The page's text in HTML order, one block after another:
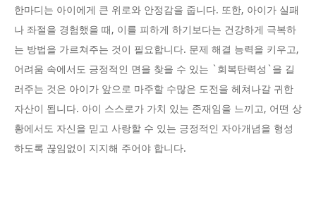
한마디는 아이에게 큰 위로와 안정감을 줍니다. 또한, 아이가 실패
나 좌절을 경험했을 때, 이를 피하게 하기보다는 건강하게 극복하
는 방법을 가르쳐주는 것이 필요합니다. 문제 해결 능력을 키우고,
어려움 속에서도 긍정적인 면을 찾을 수 있는 `회복탄력성`을 길
러주는 것은 아이가 앞으로 마주할 수많은 도전을 헤쳐나갈 귀한
자산이 됩니다. 아이 스스로가 가치 있는 존재임을 느끼고, 어떤 상
황에서도 자신을 믿고 사랑할 수 있는 긍정적인 자아개념을 형성
하도록 끊임없이 지지해 주어야 합니다.